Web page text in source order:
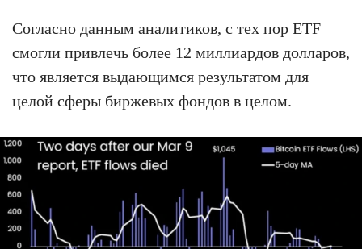
Согласно данным аналитиков, с тех пор ETF
смогли привлечь более 12 миллиардов долларов,
что является выдающимся результатом для
целой сферы биржевых фондов в целом.